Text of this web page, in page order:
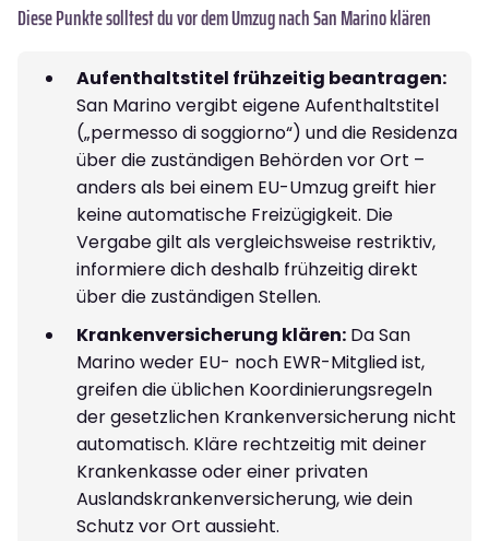
Diese Punkte solltest du vor dem Umzug nach San Marino klären
Aufenthaltstitel frühzeitig beantragen:
San Marino vergibt eigene Aufenthaltstitel
(„permesso di soggiorno“) und die Residenza
über die zuständigen Behörden vor Ort –
anders als bei einem EU-Umzug greift hier
keine automatische Freizügigkeit. Die
Vergabe gilt als vergleichsweise restriktiv,
informiere dich deshalb frühzeitig direkt
über die zuständigen Stellen.
Krankenversicherung klären: Da San
Marino weder EU- noch EWR-Mitglied ist,
greifen die üblichen Koordinierungsregeln
der gesetzlichen Krankenversicherung nicht
automatisch. Kläre rechtzeitig mit deiner
Krankenkasse oder einer privaten
Auslandskrankenversicherung, wie dein
Schutz vor Ort aussieht.